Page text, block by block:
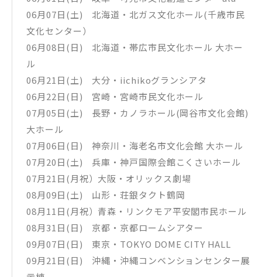
06月07日(土) 北海道・北ガス文化ホール(千歳市民
文化センター）
06月08日(日) 北海道・帯広市民文化ホール 大ホー
ル
06月21日(土) 大分・iichikoグランシアタ
06月22日(日) 宮崎・宮崎市民文化ホール
07月05日(土) 長野・カノラホール(岡谷市文化会館)
大ホール
07月06日(日) 神奈川・海老名市文化会館 大ホール
07月20日(土) 兵庫・神戸国際会館こくさいホール
07月21日(月祝）大阪・オリックス劇場
08月09日(土) 山形・荘銀タクト鶴岡
08月11日(月祝）青森・リンクモア平安閣市民ホール
08月31日(日) 京都・京都ロームシアター
09月07日(日) 東京・TOKYO DOME CITY HALL
09月21日(日) 沖縄・沖縄コンベンションセンター展